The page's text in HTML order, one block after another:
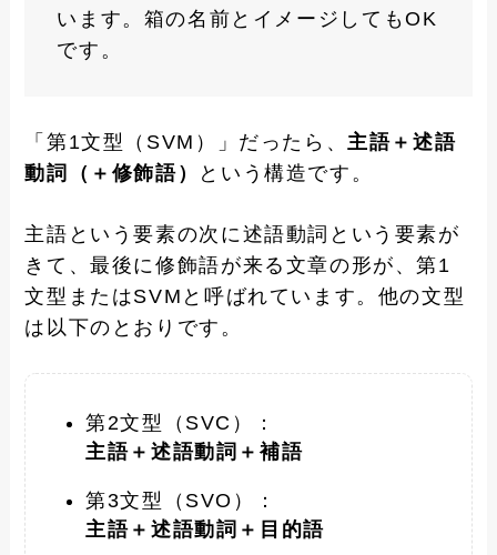
います。箱の名前とイメージしてもOK
です。
「第1文型（SVM）」だったら、主語＋述語
動詞（＋修飾語）
という構造です。
主語という要素の次に述語動詞という要素が
きて、最後に修飾語が来る文章の形が、第1
文型またはSVMと呼ばれています。他の文型
は以下のとおりです。
第2文型（SVC）：
主語＋述語動詞＋補語
第3文型（SVO）：
主語＋述語動詞＋目的語